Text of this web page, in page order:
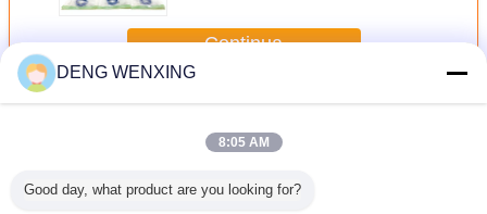
Continua
PiùGuarnizioni idrauliche del pistone
DENG WENXING
8:05 AM
Good day, what product are you looking for?